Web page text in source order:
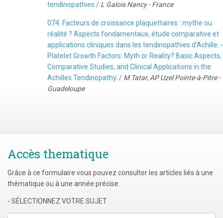
tendinopathies / L Galois Nancy - France
074. Facteurs de croissance plaquettaires : mythe ou
réalité ? Aspects fondamentaux, étude comparative et
applications cliniques dans les tendinopathies d’Achille. -
Platelet Growth Factors: Myth or Reality? Basic Aspects,
Comparative Studies, and Clinical Applications in the
Achilles Tendinopathy. / M Tatar, AP Uzel Pointe-à-Pitre -
Guadeloupe
Accès thematique
Grâce à ce formulaire vous pouvez consulter les articles liés à une
thématique ou à une année précise.
- SÉLECTIONNEZ VOTRE SUJET